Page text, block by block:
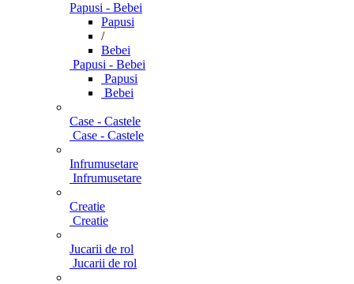
Papusi - Bebei
Papusi
/
Bebei
Papusi - Bebei
Papusi
Bebei
Case - Castele
Case - Castele
Infrumusetare
Infrumusetare
Creatie
Creatie
Jucarii de rol
Jucarii de rol